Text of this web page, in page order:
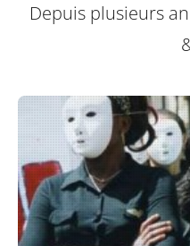
Depuis plusieurs